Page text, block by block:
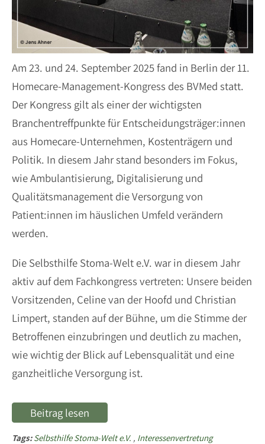
Am 23. und 24. September 2025 fand in Berlin der 11.
Homecare-Management-Kongress des BVMed statt.
Der Kongress gilt als einer der wichtigsten
Branchentreffpunkte für Entscheidungsträger:innen
aus Homecare-Unternehmen, Kostenträgern und
Politik. In diesem Jahr stand besonders im Fokus,
wie Ambulantisierung, Digitalisierung und
Qualitätsmanagement die Versorgung von
Patient:innen im häuslichen Umfeld verändern
werden.
Die Selbsthilfe Stoma-Welt e.V. war in diesem Jahr
aktiv auf dem Fachkongress vertreten: Unsere beiden
Vorsitzenden, Celine van der Hoofd und Christian
Limpert, standen auf der Bühne, um die Stimme der
Betroffenen einzubringen und deutlich zu machen,
wie wichtig der Blick auf Lebensqualität und eine
ganzheitliche Versorgung ist.
Beitrag lesen
Tags:Selbsthilfe Stoma-Welt e.V. , Interessenvertretung